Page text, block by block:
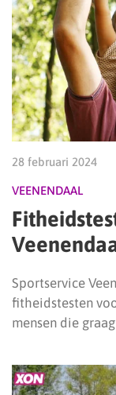
28 februari 2024
VEENENDAAL
Sportservice
fitheidstesten
mensen die